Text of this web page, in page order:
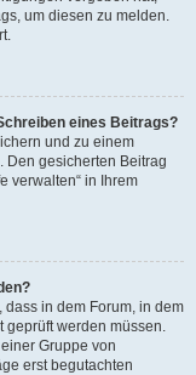
um diesen zu melden.
eines Beitrags?
und zu einem
Den gesicherten Beitrag
verwalten“ in Ihrem
in dem Forum, in dem
geprüft werden müssen.
Gruppe von
erst begutachten